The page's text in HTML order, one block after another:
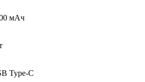
мАч
Type-C